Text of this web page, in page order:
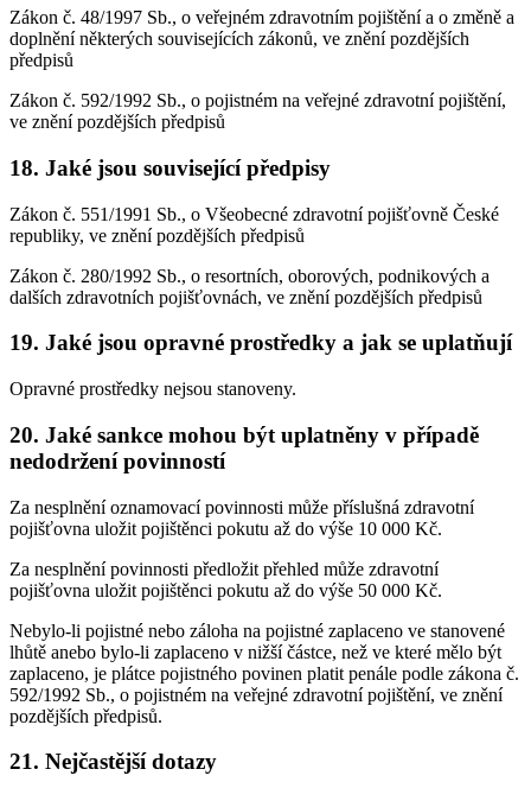
Zákon č. 48/1997 Sb., o veřejném zdravotním pojištění a o změně a
doplnění některých souvisejících zákonů, ve znění pozdějších
předpisů
Zákon č. 592/1992 Sb., o pojistném na veřejné zdravotní pojištění,
ve znění pozdějších předpisů
18. Jaké jsou související předpisy
Zákon č. 551/1991 Sb., o Všeobecné zdravotní pojišťovně České
republiky, ve znění pozdějších předpisů
Zákon č. 280/1992 Sb., o resortních, oborových, podnikových a
dalších zdravotních pojišťovnách, ve znění pozdějších předpisů
19. Jaké jsou opravné prostředky a jak se uplatňují
Opravné prostředky nejsou stanoveny.
20. Jaké sankce mohou být uplatněny v případě
nedodržení povinností
Za nesplnění oznamovací povinnosti může příslušná zdravotní
pojišťovna uložit pojištěnci pokutu až do výše 10 000 Kč.
Za nesplnění povinnosti předložit přehled může zdravotní
pojišťovna uložit pojištěnci pokutu až do výše 50 000 Kč.
Nebylo-li pojistné nebo záloha na pojistné zaplaceno ve stanovené
lhůtě anebo bylo-li zaplaceno v nižší částce, než ve které mělo být
zaplaceno, je plátce pojistného povinen platit penále podle zákona č.
592/1992 Sb., o pojistném na veřejné zdravotní pojištění, ve znění
pozdějších předpisů.
21. Nejčastější dotazy